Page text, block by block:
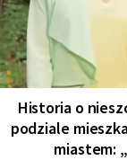
Historia o
podziale
miastem: